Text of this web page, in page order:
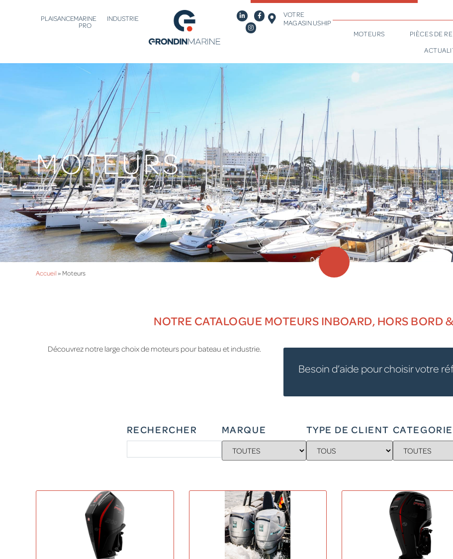
PLAISANCEMARINE
PRO
INDUSTRIE
VOTRE
MAGASIN USHIP
MOTEURS
PIÈCES DE
MOTEURS
Accueil» Moteurs
NOTRE CATALOGUE MOTEURS INBOARD, HORS BORD
Découvrez notre large choix de moteurs pour bateau et industrie.
Besoin d’aide pour choisir votre
RECHERCHER MARQUE TYPE DE CLIENT CATEGORIE
ESSENCE
200 CV
DIESEL
50 CV
185 kg
ESSENCE